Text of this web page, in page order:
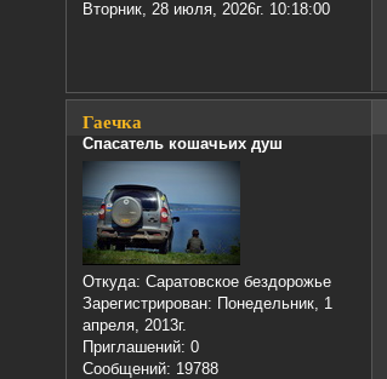
Вторник, 28 июля, 2026г. 10:18:00
Гаечка
Спасатель кошачьих душ
Откуда: Саратовское бездорожье
Зарегистрирован: Понедельник, 1
апреля, 2013г.
Приглашений: 0
Сообщений: 19788